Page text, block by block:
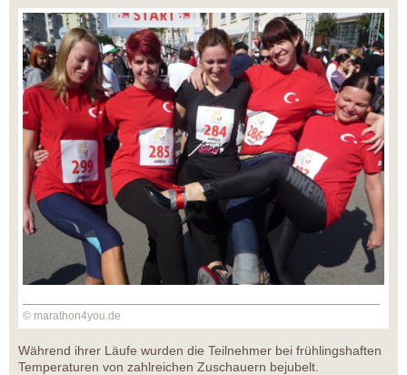
© marathon4you.de
Während ihrer Läufe wurden die Teilnehmer bei frühlingshaften
Temperaturen von zahlreichen Zuschauern bejubelt.